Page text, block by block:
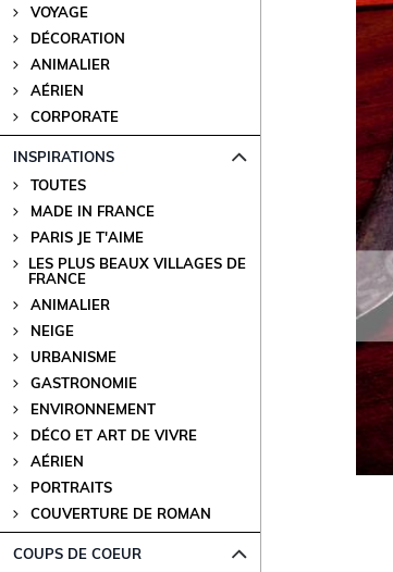
VOYAGE
DÉCORATION
ANIMALIER
AÉRIEN
CORPORATE
INSPIRATIONS
TOUTES
MADE IN FRANCE
PARIS JE T'AIME
LES PLUS BEAUX VILLAGES DE
FRANCE
ANIMALIER
NEIGE
URBANISME
GASTRONOMIE
ENVIRONNEMENT
DÉCO ET ART DE VIVRE
AÉRIEN
PORTRAITS
COUVERTURE DE ROMAN
COUPS DE COEUR